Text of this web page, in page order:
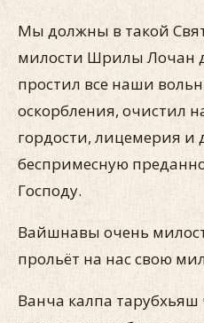
Мы должны в такой
милости Шрилы Лочан
простил все наши
оскорбления, очистил
гордости, лицемерия и
беспримесную
Господу.
Вайшнавы очень
прольёт на нас свою
Ванча калпа тарубхьяш